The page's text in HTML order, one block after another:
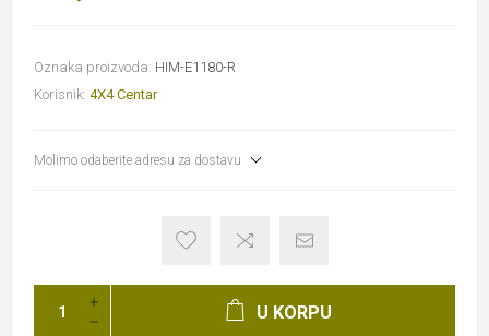
Oznaka proizvoda: HIM-E1180-R
Korisnik: 4X4 Centar
Molimo odaberite adresu za dostavu
U KORPU